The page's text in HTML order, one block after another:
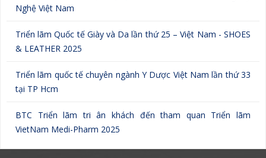
Nghệ Việt Nam
Triển lãm Quốc tế Giày và Da lần thứ 25 – Việt Nam - SHOES
& LEATHER 2025
Triển lãm quốc tế chuyên ngành Y Dược Việt Nam lần thứ 33
tại TP Hcm
BTC Triển lãm tri ân khách đến tham quan Triển lãm
VietNam Medi-Pharm 2025